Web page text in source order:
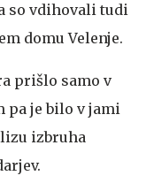
so vdihovali tudi
domu Velenje.
prišlo samo v
pa je bilo v jami
izbruha